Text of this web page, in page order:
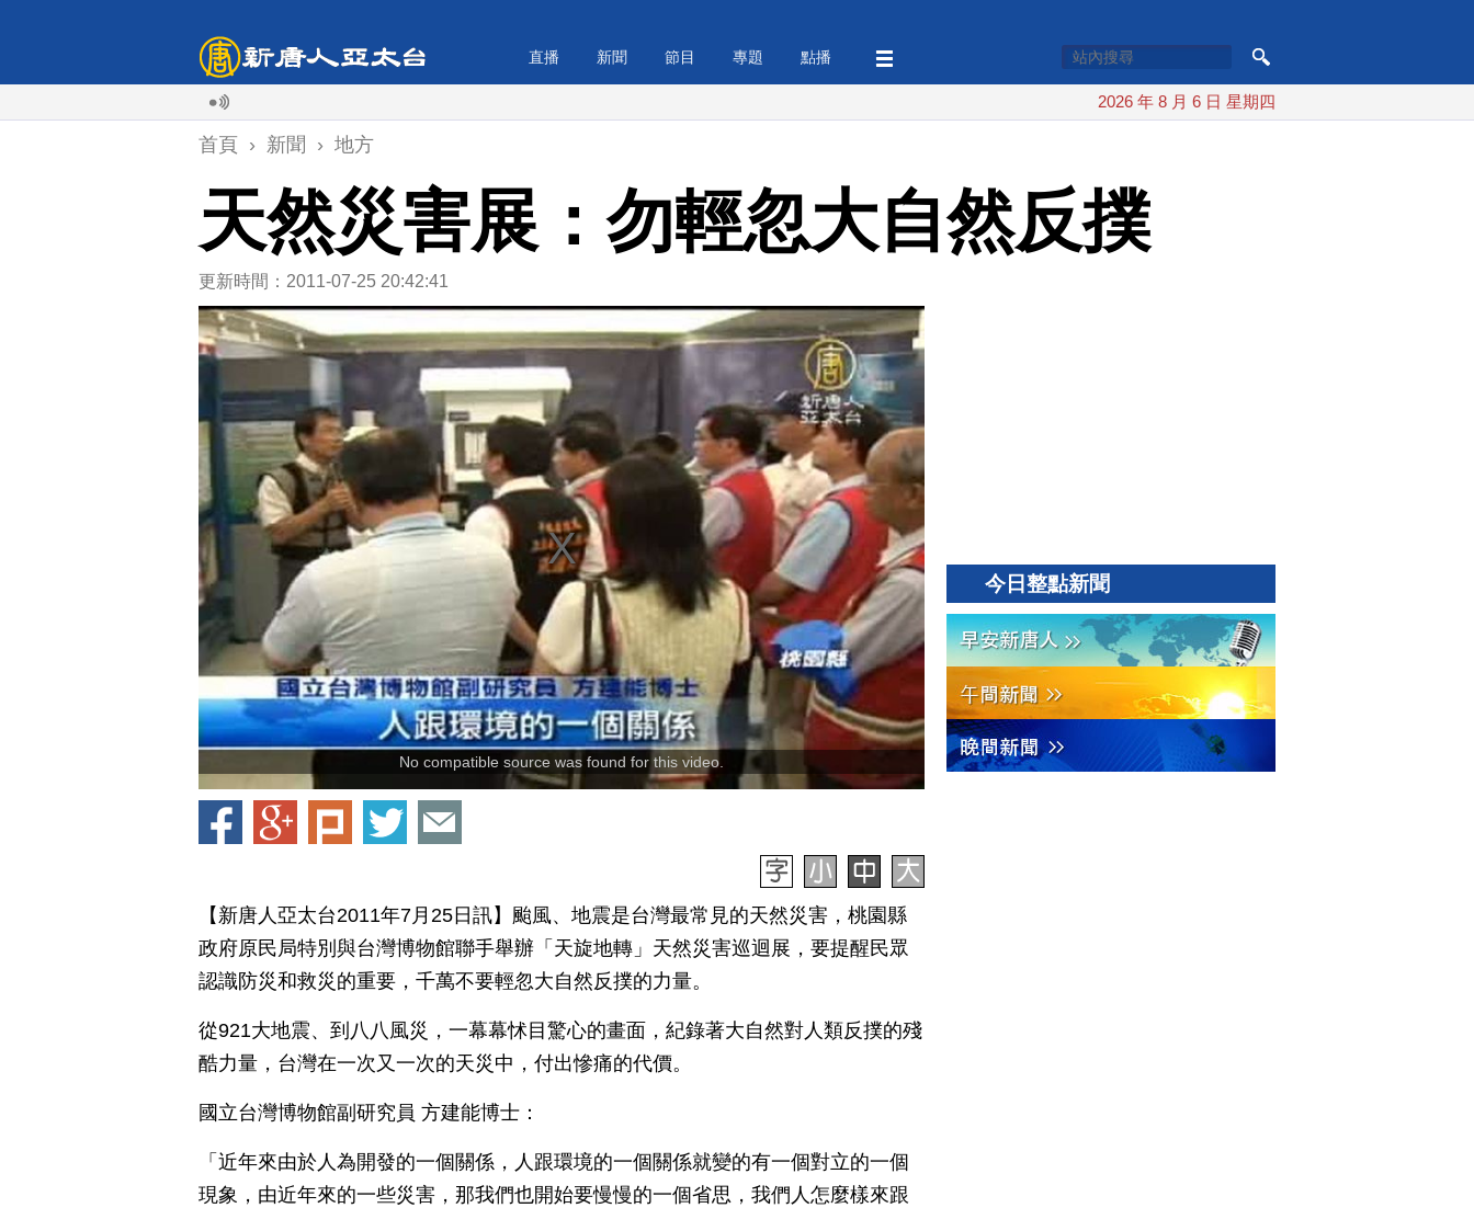
直播 新聞 節目 專題 點播
2026 年 8 月 6 日 星期四
首頁 › 新聞 › 地方
天然災害展：勿輕忽大自然反撲
更新時間：2011-07-25 20:42:41
No compatible source was found for this video.
【新唐人亞太台2011年7月25日訊】颱風、地震是台灣最常見的天然災害，桃園縣
政府原民局特別與台灣博物館聯手舉辦「天旋地轉」天然災害巡迴展，要提醒民眾
認識防災和救災的重要，千萬不要輕忽大自然反撲的力量。
從921大地震、到八八風災，一幕幕怵目驚心的畫面，紀錄著大自然對人類反撲的殘
酷力量，台灣在一次又一次的天災中，付出慘痛的代價。
國立台灣博物館副研究員 方建能博士：
「近年來由於人為開發的一個關係，人跟環境的一個關係就變的有一個對立的一個
現象，由近年來的一些災害，那我們也開始要慢慢的一個省思，我們人怎麼樣來跟
今日整點新聞